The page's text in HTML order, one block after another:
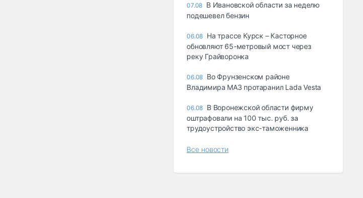
07.08 В Ивановской области за неделю
подешевел бензин
06.08 На трассе Курск – Касторное
обновляют 65-метровый мост через
реку Грайворонка
06.08 Во Фрунзенском районе
Владимира МАЗ протаранил Lada Vesta
06.08 В Воронежской области фирму
оштрафовали на 100 тыс. руб. за
трудоустройство экс-таможенника
Все новости